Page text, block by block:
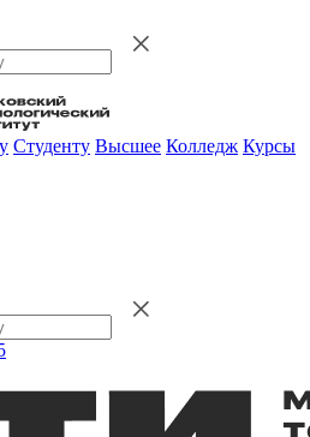
Студенту Высшее Колледж Курсы